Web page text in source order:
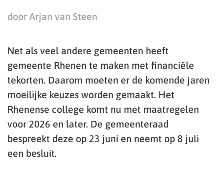
door Arjan van Steen
Net als veel andere gemeenten heeft
gemeente Rhenen te maken met financiële
tekorten. Daarom moeten er de komende jaren
moeilijke keuzes worden gemaakt. Het
Rhenense college komt nu met maatregelen
voor 2026 en later. De gemeenteraad
bespreekt deze op 23 juni en neemt op 8 juli
een besluit.